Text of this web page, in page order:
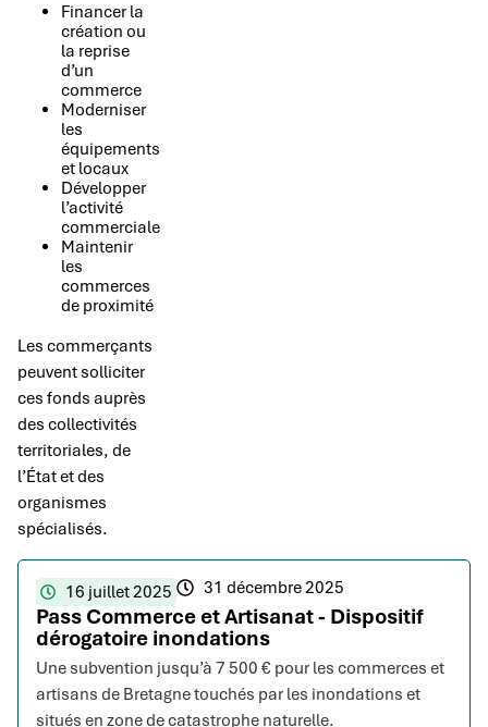
Financer la
création ou
la reprise
d’un
commerce
Moderniser
les
équipements
et locaux
Développer
l’activité
commerciale
Maintenir
les
commerces
de proximité
Les commerçants
peuvent solliciter
ces fonds auprès
des collectivités
territoriales, de
l’État et des
organismes
spécialisés.
16 juillet 2025 31 décembre 2025
Pass Commerce et Artisanat - Dispositif
dérogatoire inondations
Une subvention jusqu’à 7 500 € pour les commerces et
artisans de Bretagne touchés par les inondations et
situés en zone de catastrophe naturelle.